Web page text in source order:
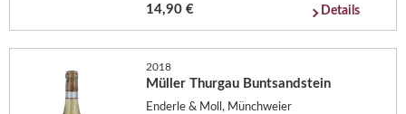
14,90 € Details
2018
Müller Thurgau Buntsandstein
Enderle & Moll, Münchweier